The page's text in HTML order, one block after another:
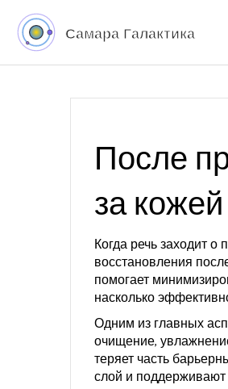
После
за кожей
Когда речь заходит о
восстановления
помогает
насколько
Одним из главных
очищение,
теряет часть
слой и поддерживают